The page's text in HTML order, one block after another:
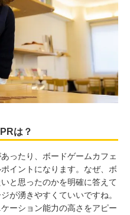
は？
ったり、ボードゲームカフェ
イントになります。なぜ、ボ
と思ったのかを明確に答えて
が湧きやすくていいですね。
ーション能力の高さをアピー